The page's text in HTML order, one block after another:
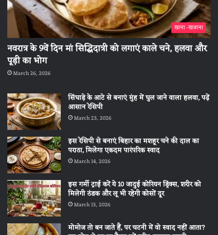
खाना -खजाना
नवरात्र के 9वें दिन मां सिद्धिदात्री को लगाएं काले चने, हलवा और
पूड़ी का भोग
March 26, 2026
सिंघाड़े के आटे से बनाएं मुंह में घुल जाने वाला हलवा, पढ़ें
आसान रेसिपी
March 23, 2026
इस रेसिपी से बनाएं बिहार का मशहूर चने की दाल का
पराठा, मिलेगा एकदम पारंपरिक स्वाद
March 14, 2026
इस गर्मी ट्राई करें ये 10 जादुई कोरियन ड्रिंक्स, शरीर को
मिलेगी ठंडक और लू भी रहेगी कोसों दूर
March 13, 2026
मोमोज तो बन जाते हैं, पर चटनी में वो स्वाद नहीं आता?